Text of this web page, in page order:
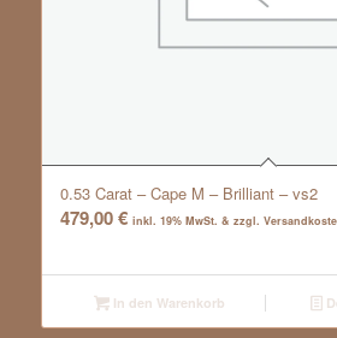
0.53 Carat – Cape M – Brilliant – vs2
479,00€ inkl. 19% MwSt. & zzgl.
In den Warenkorb